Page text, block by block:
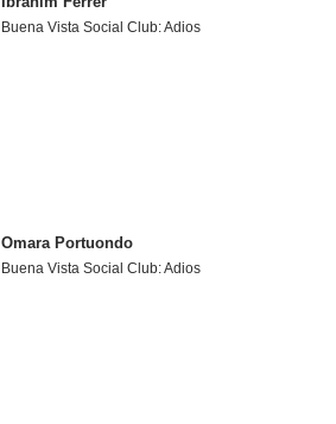
Buena Vista Social Club: Adios
Omara Portuondo
Buena Vista Social Club: Adios